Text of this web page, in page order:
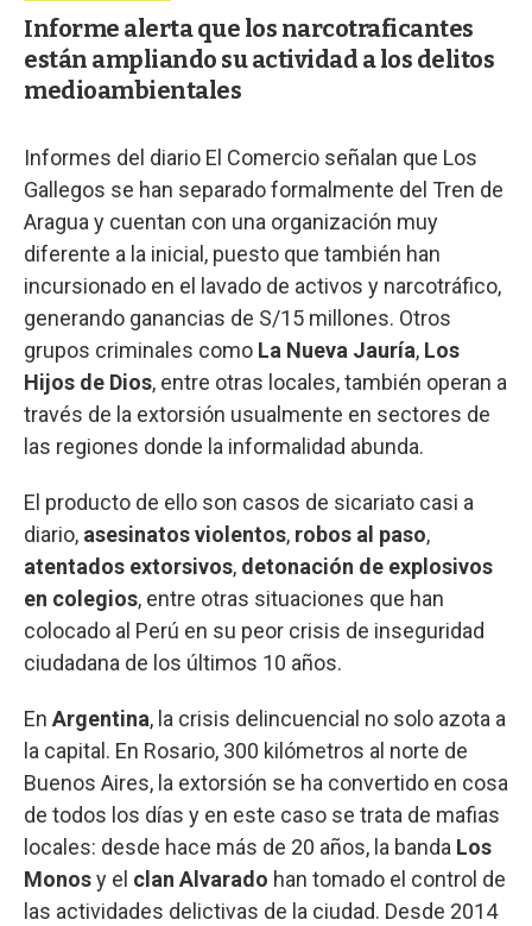
Informe alerta que los narcotraficantes
están ampliando su actividad a los delitos
medioambientales
Informes del diario El Comercio señalan que Los
Gallegos se han separado formalmente del Tren de
Aragua y cuentan con una organización muy
diferente a la inicial, puesto que también han
incursionado en el lavado de activos y narcotráfico,
generando ganancias de S/15 millones. Otros
grupos criminales como La Nueva Jauría, Los
Hijos de Dios, entre otras locales, también operan a
través de la extorsión usualmente en sectores de
las regiones donde la informalidad abunda.
El producto de ello son casos de sicariato casi a
diario, asesinatos violentos, robos al paso,
atentados extorsivos, detonación de explosivos
en colegios, entre otras situaciones que han
colocado al Perú en su peor crisis de inseguridad
ciudadana de los últimos 10 años.
En Argentina, la crisis delincuencial no solo azota a
la capital. En Rosario, 300 kilómetros al norte de
Buenos Aires, la extorsión se ha convertido en cosa
de todos los días y en este caso se trata de mafias
locales: desde hace más de 20 años, la banda Los
Monosy el clan Alvarado han tomado el control de
las actividades delictivas de la ciudad. Desde 2014